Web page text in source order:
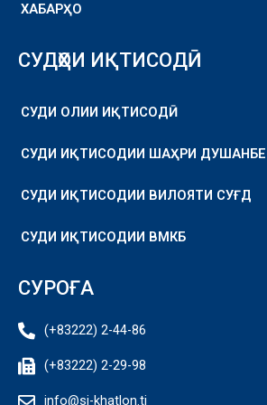
ХАБАРҲО
СУДҲОИ ИҚТИСОДӢ
СУДИ ОЛИИ ИҚТИСОДӢ
СУДИ ИҚТИСОДИИ ШАҲРИ ДУШАНБЕ
СУДИ ИҚТИСОДИИ ВИЛОЯТИ СУҒД
СУДИ ИҚТИСОДИИ ВМКБ
СУРОҒА
(+83222) 2-44-86
(+83222) 2-29-98
info@si-khatlon.tj